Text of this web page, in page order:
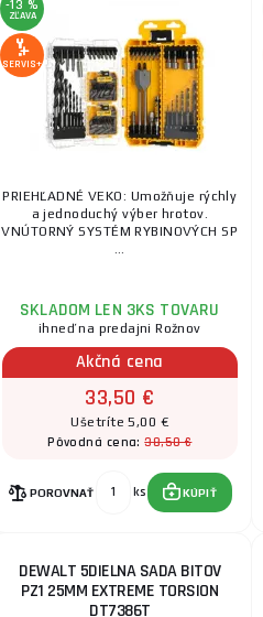
-13 %
ZĽAVA
SERVIS+
PRIEHĽADNÉ VEKO: Umožňuje rýchly
a jednoduchý výber hrotov.
VNÚTORNÝ SYSTÉM RYBINOVÝCH SP
...
SKLADOM LEN 3KS TOVARU
ihneď na predajni Rožnov
Akčná cena
33,50 €
Ušetríte 5,00 €
Pôvodná cena:38,50 €
POROVNAŤ ks KÚPIŤ
DEWALT 5DIELNA SADA BITOV
PZ1 25MM EXTREME TORSION
DT7386T